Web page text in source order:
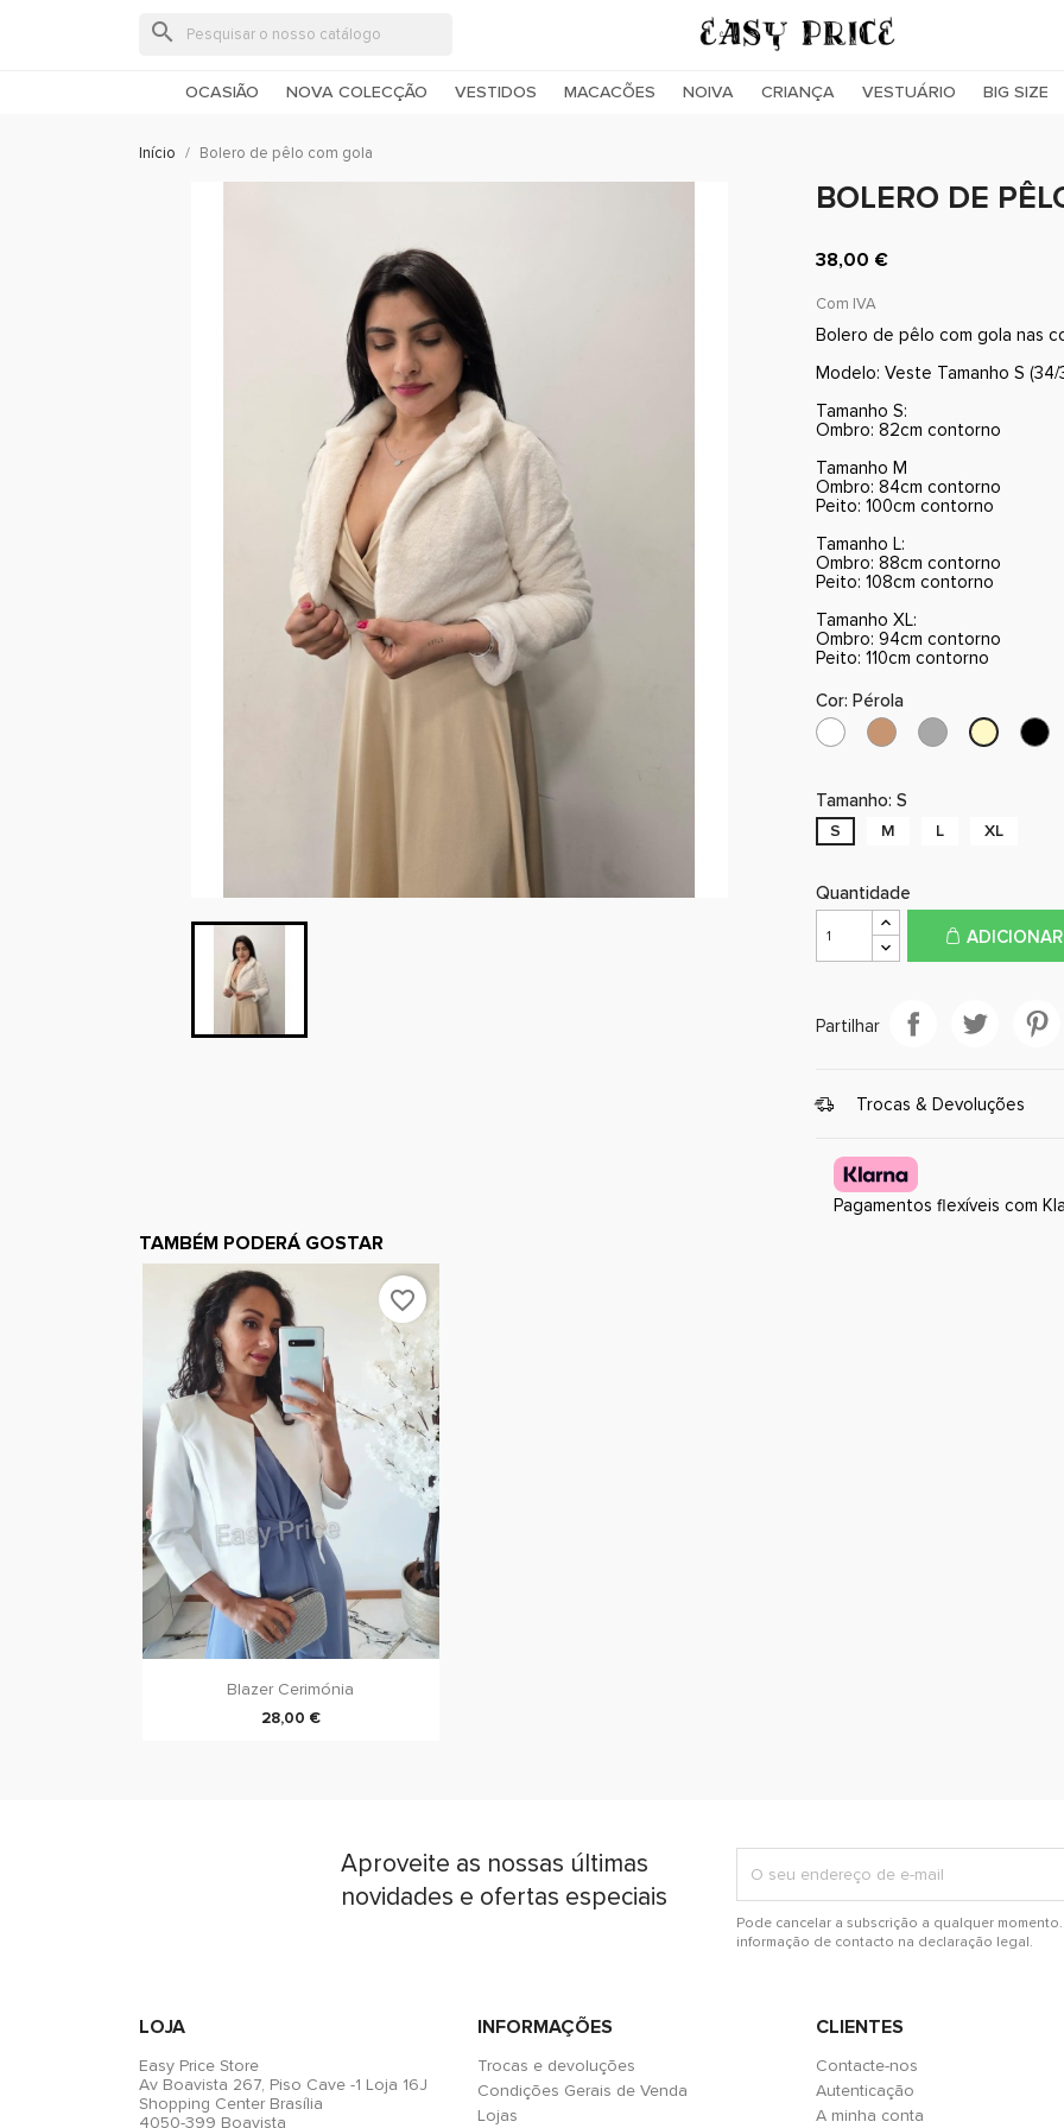
search
OCASIÃO NOVA COLECÇÃO VESTIDOS MACACÕES NOIVA CRIANÇA VESTUÁRIO BIG SIZE
Início Bolero de pêlo com gola
BOLERO DE
38,00 €
Com IVA
Bolero de pêlo com gola nas
Modelo: Veste Tamanho S (34/
Tamanho S:
Ombro: 82cm contorno
Tamanho M
Ombro: 84cm contorno
Peito: 100cm contorno
Tamanho L:
Ombro: 88cm contorno
Peito: 108cm contorno
Tamanho XL:
Ombro: 94cm contorno
Peito: 110cm contorno
Cor: Pérola
BrancoCamelCinzentoPérola
Tamanho: S
S M L XL
Quantidade
Partilhar
Trocas & Devoluções
receção da encomenda, desde
a) O(s) produto(s) não tenham
Pagamentos flexíveis com
TAMBÉM PODERÁ GOSTAR
Blazer Cerimónia
28,00 €
favorite_border
Aproveite as nossas últimas
novidades e ofertas especiais
Pode cancelar a subscrição a qualquer
informação de contacto na declaração legal.
LOJA
Easy Price Store
Av Boavista 267, Piso Cave -1 Loja 16J
Shopping Center Brasília
4050-399 Boavista
INFORMAÇÕES
Trocas e devoluções
Condições Gerais de Venda
Lojas
CLIENTES
Contacte-nos
Autenticação
A minha conta